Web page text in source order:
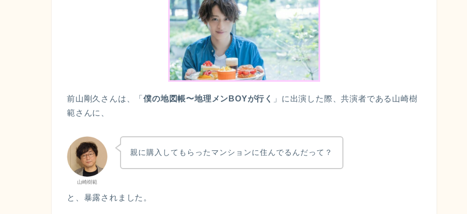
前山剛久さんは、「僕の地図帳〜地理メンBOYが行く
」に出演した際、共演者である山崎樹
範さんに、
山崎樹範
親に購入してもらったマンションに住んでるんだって？
と、暴露されました。